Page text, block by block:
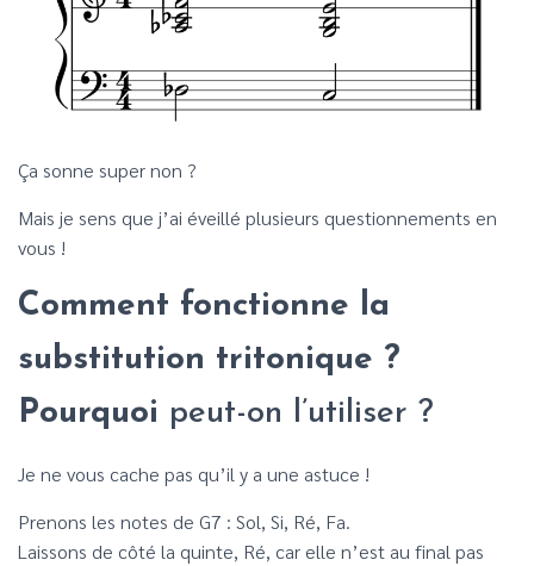
Ça sonne super non ?
Mais je sens que j’ai éveillé plusieurs questionnements en
vous !
Comment fonctionne la
substitution tritonique ?
Pourquoi peut-on l’utiliser ?
Je ne vous cache pas qu’il y a une astuce !
Prenons les notes de G7 : Sol, Si, Ré, Fa.
Laissons de côté la quinte, Ré, car elle n’est au final pas